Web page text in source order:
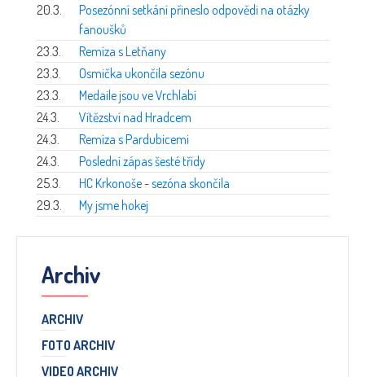
20.3.
Posezónní setkání přineslo odpovědi na otázky
fanoušků
23.3.
Remíza s Letňany
23.3.
Osmička ukončila sezónu
23.3.
Medaile jsou ve Vrchlabí
24.3.
Vítězství nad Hradcem
24.3.
Remíza s Pardubicemi
24.3.
Poslední zápas šesté třídy
25.3.
HC Krkonoše - sezóna skončila
29.3.
My jsme hokej
Archiv
ARCHIV
FOTO ARCHIV
VIDEO ARCHIV